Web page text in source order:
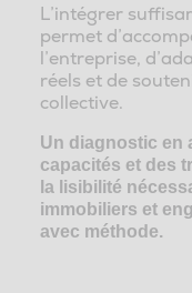
L’intégrer
permet
l’entreprise,
réels et de
collective.
Un diagnostic en
capacités et des
la lisibilité
immobiliers et
avec méthode.